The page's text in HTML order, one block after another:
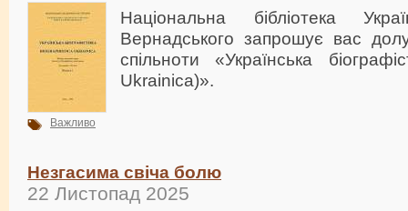
Національна бібліотека
Вернадського запрошує вас
спільноти «Українська
Ukrainica)».
Важливо
Незгасима свіча болю
22 Листопад 2025